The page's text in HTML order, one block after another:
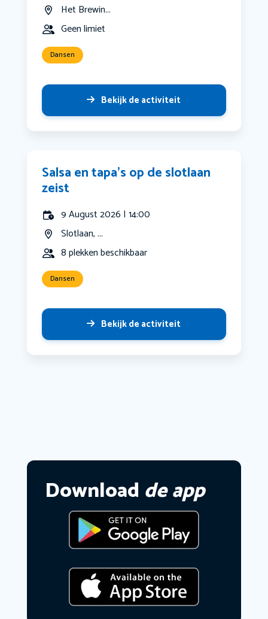
Het Brewin...
Geen limiet
Dansen
Bekijk de activiteit
Salsa en tapa’s op de slotlaan
zeist
9 August 2026 | 14:00
Slotlaan, ...
8 plekken beschikbaar
Dansen
Bekijk de activiteit
Download de app